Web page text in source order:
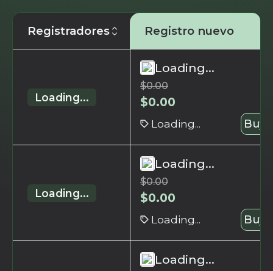
Registradores Registro nuevo
Loading...
Loading...
$0.00
$0.00
Loading... Buy
Loading...
Loading...
$0.00
$0.00
Loading... Buy
Loading...